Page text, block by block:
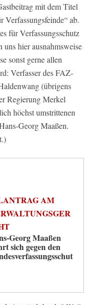
mit dem Titel
ab.
für Verfassungsschutz
hier ausnahmsweise
sonst gerne allen
Verfasser des FAZ-
(übrigens
Regierung Merkel
höchst umstrittenen
Georg Maaßen.
AM
Georg Maaßen
sich gegen den